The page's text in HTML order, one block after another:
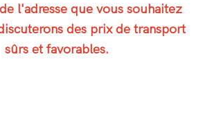
l'adresse que vous souhaitez
des prix de transport
sûrs et favorables.